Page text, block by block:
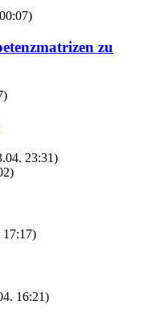
zu
23:31)
17:17)
16:21)